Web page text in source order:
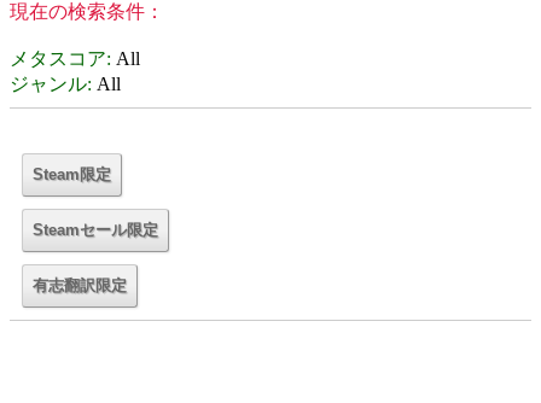
現在の検索条件：
メタスコア: All
ジャンル: All